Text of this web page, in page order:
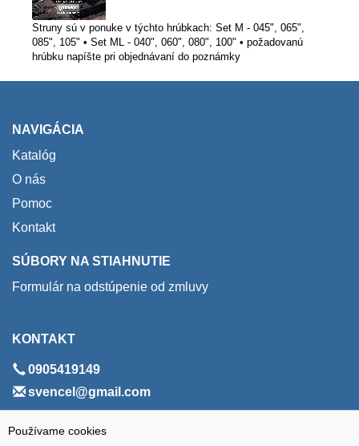
Používame cookies
Struny sú v ponuke v týchto hrúbkach: Set M - 045", 065",
085", 105" • Set ML - 040", 060", 080", 100" • požadovanú
hrúbku napíšte pri objednávaní do poznámky
NAVIGÁCIA
Katalóg
O nás
Pomoc
Kontakt
SÚBORY NA STIAHNUTIE
Formulár na odstúpenie od zmluvy
KONTAKT
0905419149
svencel@gmail.com
ADRESA